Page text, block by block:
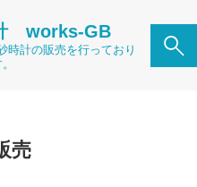
works-GB
時計の販売を行っており
売